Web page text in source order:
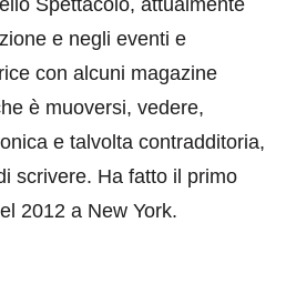
Spettacolo, attualmente
e negli eventi e
con alcuni magazine
è muoversi, vedere,
e talvolta contradditoria,
scrivere. Ha fatto il primo
2012 a New York.